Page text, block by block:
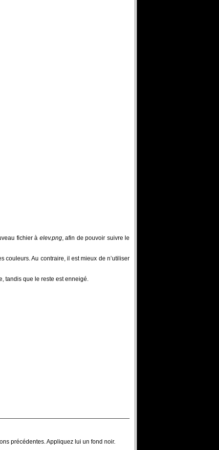
fichier à elev.png, afin de pouvoir suivre le
couleurs. Au contraire, il est mieux de n’utiliser
tandis que le reste est enneigé.
précédentes. Appliquez lui un fond noir.